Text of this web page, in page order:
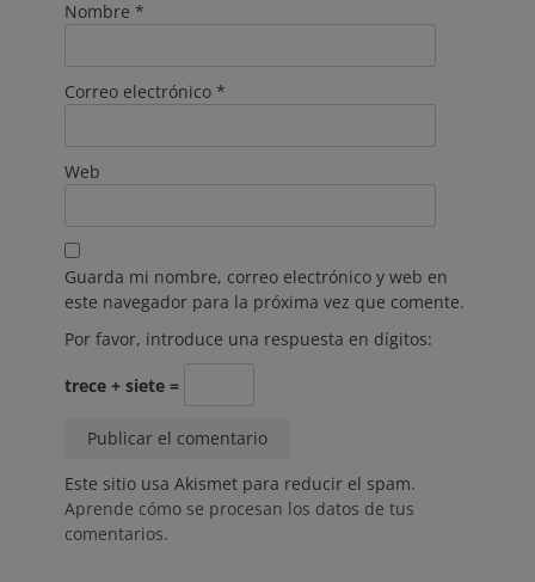
Nombre *
Correo electrónico *
Web
Guarda mi nombre, correo electrónico y web en
este navegador para la próxima vez que comente.
Por favor, introduce una respuesta en dígitos:
trece + siete =
Este sitio usa Akismet para reducir el spam.
Aprende cómo se procesan los datos de tus
comentarios.